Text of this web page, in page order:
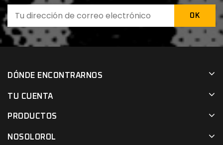
DÓNDE ENCONTRARNOS
TU CUENTA
PRODUCTOS
NOSOLOROL